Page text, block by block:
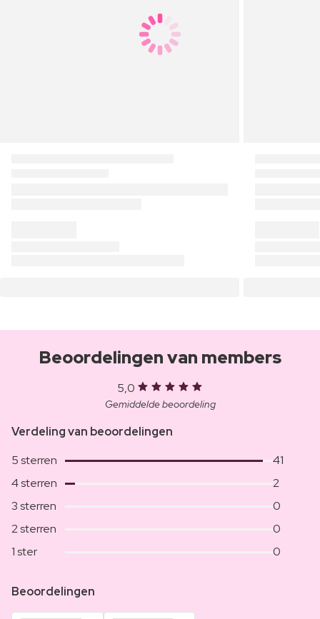
Beoordelingen van members
5,0
Gemiddelde beoordeling
Verdeling van beoordelingen
5 sterren
41
4 sterren
2
3 sterren
0
2 sterren
0
1 ster
0
Beoordelingen